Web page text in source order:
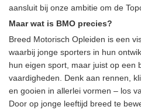
aansluit bij onze ambitie om de
Maar wat is BMO precies?
Breed Motorisch Opleiden is een
waarbij jonge sporters in hun
hun eigen sport, maar juist op een
vaardigheden. Denk aan rennen,
en gooien in allerlei vormen – los
Door op jonge leeftijd breed te